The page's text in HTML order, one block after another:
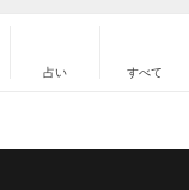
占い すべて